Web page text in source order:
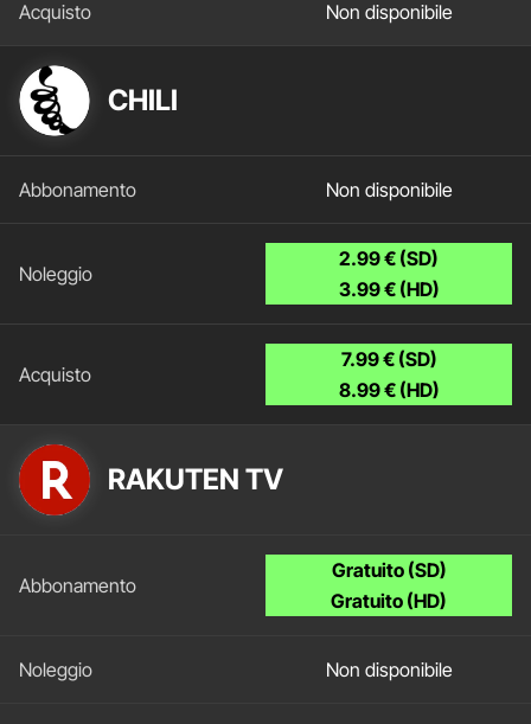
Non disponibile
CHILI
Non disponibile
2.99 € (SD)
3.99 € (HD)
7.99 € (SD)
8.99 € (HD)
RAKUTEN TV
Gratuito (SD)
Gratuito (HD)
Non disponibile